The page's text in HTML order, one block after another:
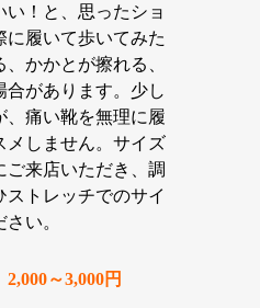
い！と、思ったショ
に履いて歩いてみた
かかとが擦れる、
合があります。少し
、痛い靴を無理に履
メしません。サイズ
ご来店いただき、調
トレッチでのサイ
い。
～3,000円